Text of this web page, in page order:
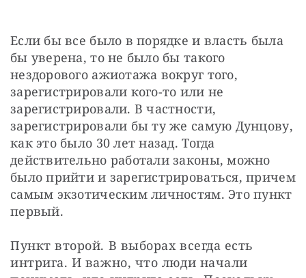
Если бы все было в порядке и власть была
бы уверена, то не было бы такого
нездорового ажиотажа вокруг того,
зарегистрировали кого-то или не
зарегистрировали. В частности,
зарегистрировали бы ту же самую Дунцову,
как это было 30 лет назад. Тогда
действительно работали законы, можно
было прийти и зарегистрироваться, причем
самым экзотическим личностям. Это пункт
первый.
Пункт второй. В выборах всегда есть
интрига. И важно, что люди начали